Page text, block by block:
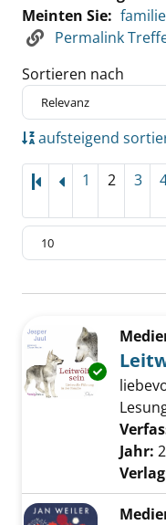
Meinten Sie:
Permalink
Sortieren nach
aufsteigend
1 2 3
Zu den Suchfiltern
Jahr: